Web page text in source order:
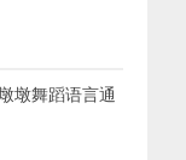
墩舞蹈语言通